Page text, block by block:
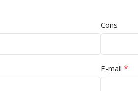
Cons
E-mail *